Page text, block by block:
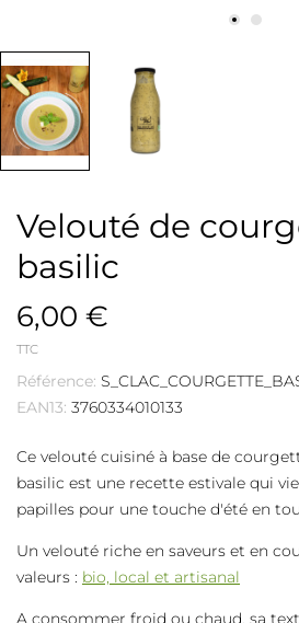
Velouté de
basilic
6,00 €
TTC
Référence:
EAN13: 3760334010133
Ce velouté cuisiné à base de
basilic est une recette estivale qui
papilles pour une touche d'été en
Un velouté riche en saveurs et en
valeurs : bio, local et artisanal
A consommer froid ou chaud, sa